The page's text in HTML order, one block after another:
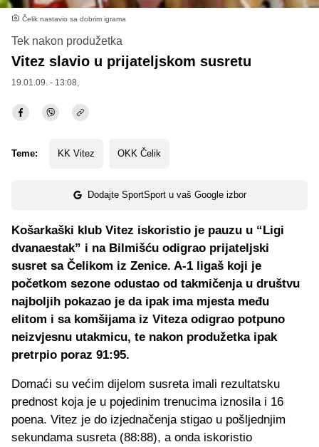
Čelik nastavio sa dobrim igrama
Tek nakon produžetka
Vitez slavio u prijateljskom susretu
19.01.09. - 13:08,
Teme: KK Vitez OKK Čelik
Dodajte SportSport u vaš Google izbor
Košarkaški klub Vitez iskoristio je pauzu u “Ligi
dvanaestak” i na Bilmišću odigrao prijateljski
susret sa Čelikom iz Zenice. A-1 ligaš koji je
početkom sezone odustao od takmičenja u društvu
najboljih pokazao je da ipak ima mjesta među
elitom i sa komšijama iz Viteza odigrao potpuno
neizvjesnu utakmicu, te nakon produžetka ipak
pretrpio poraz 91:95.
Domaći su većim dijelom susreta imali rezultatsku
prednost koja je u pojedinim trenucima iznosila i 16
poena. Vitez je do izjednačenja stigao u pošljednjim
sekundama susreta (88:88), a onda iskoristio